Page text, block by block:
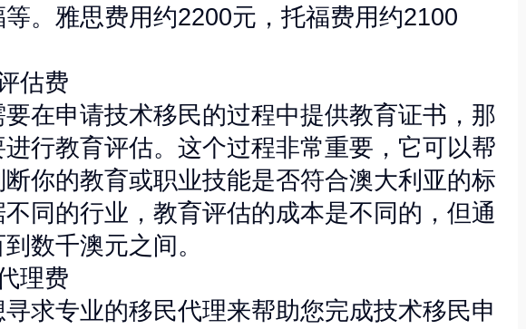
。雅思费用约2200元，托福费用约2100
估费
在申请技术移民的过程中提供教育证书，那
行教育评估。这个过程非常重要，它可以帮
你的教育或职业技能是否符合澳大利亚的标
同的行业，教育评估的成本是不同的，但通
数千澳元之间。
理费
求专业的移民代理来帮助您完成技术移民申